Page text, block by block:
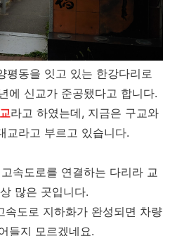
평동을 잇고 있는 한강다리로
에 신교가 준공됐다고 합니다.
라고 하였는데, 지금은 구교와
교라고 부르고 있습니다.
속도로를 연결하는 다리라 교
많은 곳입니다.
도로 지하화가 완성되면 차량
들지 모르겠네요.